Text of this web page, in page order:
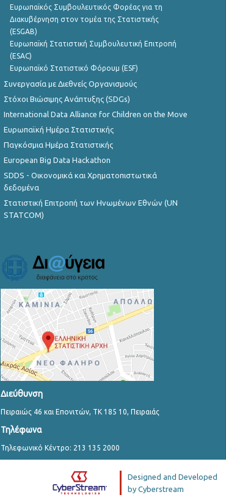
Ευρωπαϊκός Συμβουλευτικός Φορέας για τη
Διακυβέρνηση στον τομέα της Στατιστικής
(ESGAB)
Ευρωπαϊκή Στατιστική Συμβουλευτική Επιτροπή
(ESAC)
Ευρωπαϊκό Στατιστικό Φόρουμ (ESF)
Συνεργασία με Διεθνείς Οργανισμούς
Στόχοι Βιώσιμης Ανάπτυξης (SDGs)
International Data Alliance for Children on the Move
Ευρωπαϊκή Ημέρα Στατιστικής
Παγκόσμια Ημέρα Στατιστικής
European Big Data Hackathon
SDDS - Οικονομικά και Χρηματοπιστωτικά
δεδομένα
Στατιστική Επιτροπή των Ηνωμένων Εθνών (UN
STATCOM)
Διεύθυνση
Πειραιώς 46 και Επονιτών, ΤΚ 185 10, Πειραιάς
Τηλέφωνα
Τηλεφωνικό Κέντρο: 213 135 2000
Designed and Developed
by Cyberstream